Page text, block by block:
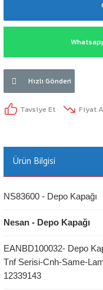
Hızlı Gönderi
Tavsiye Et Fiyat
Ürün Bilgisi
NS83600 - Depo Kapağı
Nesan - Depo Kapağı
EANBD100032- Depo
Tnf Serisi-Cnh-Same-
12339143